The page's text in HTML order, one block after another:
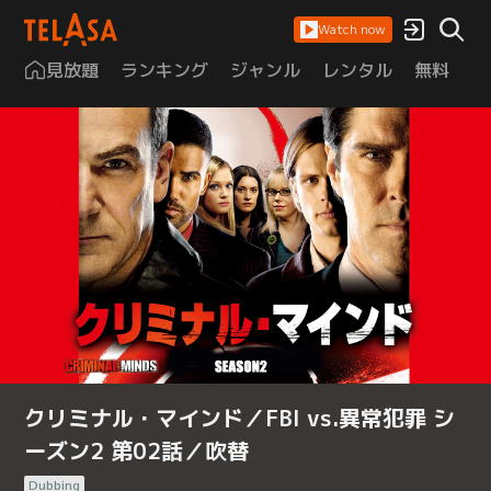
Watch now
見放題 ランキング ジャンル レンタル 無料
クリミナル・マインド／FBI vs.異常犯罪 シ
ーズン2 第02話／吹替
Dubbing